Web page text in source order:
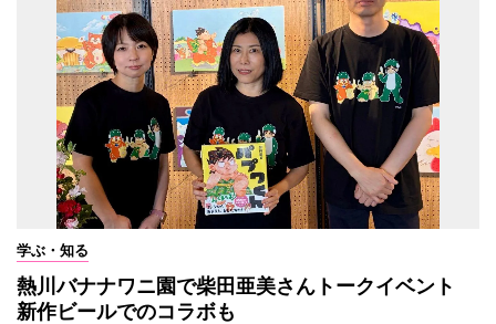
学ぶ・知る
熱川バナナワニ園で柴田亜美さんトークイベント
新作ビールでのコラボも